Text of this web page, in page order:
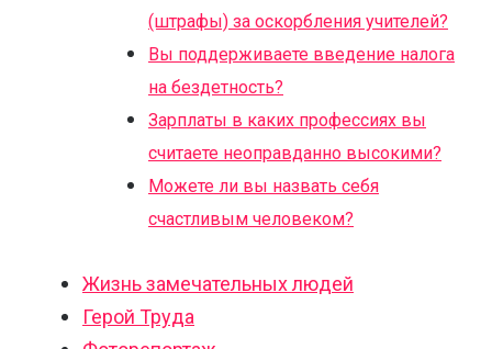
(штрафы) за оскорбления учителей?
Вы поддерживаете введение налога
на бездетность?
Зарплаты в каких профессиях вы
считаете неоправданно высокими?
Можете ли вы назвать себя
счастливым человеком?
Жизнь замечательных людей
Герой Труда